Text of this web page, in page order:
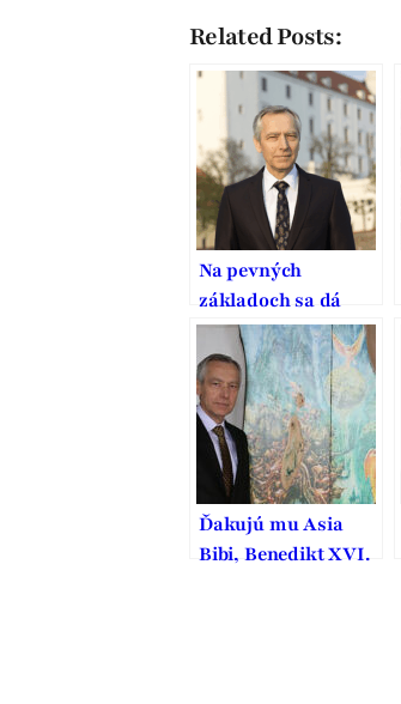
Related Posts:
Na pevných
základoch sa dá
stavať dobrý domov
Ďakujú mu Asia
Bibi, Benedikt XVI.